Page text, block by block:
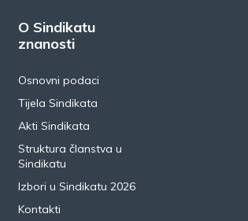
O Sindikatu
znanosti
Osnovni podaci
Tijela Sindikata
Akti Sindikata
Struktura članstva u
Sindikatu
Izbori u Sindikatu 2026
Kontakti